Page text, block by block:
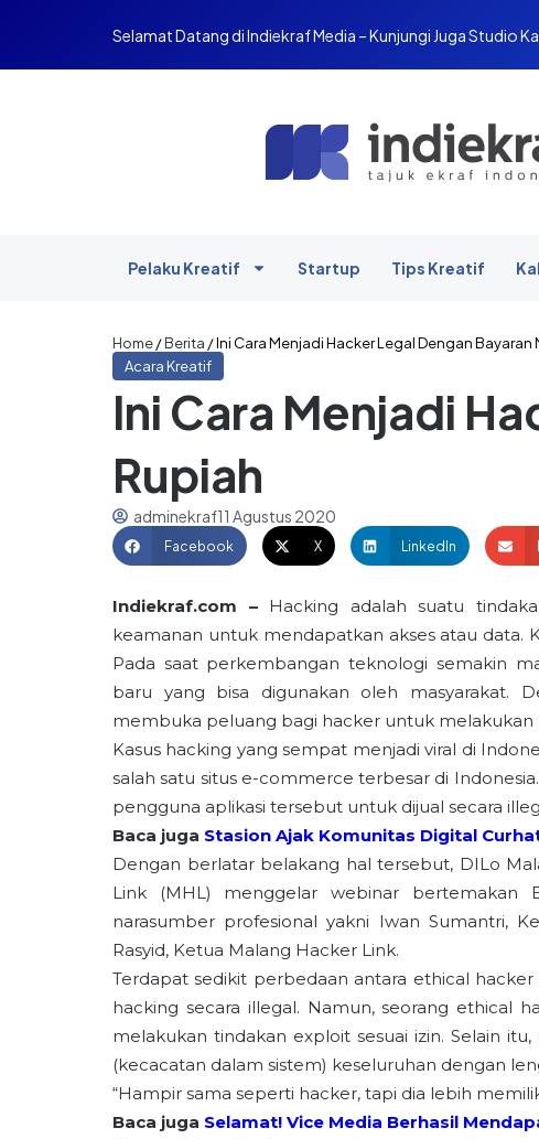
Selamat Datang di Indiekraf Media – Kunjungi Juga Studio
Pelaku Kreatif Startup Tips Kreatif
Home/Berita /Ini Cara Menjadi Hacker Legal Dengan Bayaran
Acara Kreatif
Ini Cara Menjadi
Rupiah
adminekraf11 Agustus 2020
Facebook X LinkedIn
Indiekraf.com –Hacking adalah suatu
keamanan untuk mendapatkan akses atau data.
Pada saat perkembangan teknologi semakin
baru yang bisa digunakan oleh masyarakat.
membuka peluang bagi hacker untuk melakukan
Kasus hacking yang sempat menjadi viral di
salah satu situs e-commerce terbesar di
pengguna aplikasi tersebut untuk dijual secara
Baca juga Stasion Ajak Komunitas Digital
Dengan berlatar belakang hal tersebut, DILo
Link (MHL) menggelar webinar bertemakan
narasumber profesional yakni Iwan Sumantri,
Rasyid, Ketua Malang Hacker Link.
Terdapat sedikit perbedaan antara ethical
hacking secara illegal. Namun, seorang ethical
melakukan tindakan exploit sesuai izin. Selain
(kecacatan dalam sistem) keseluruhan dengan
“Hampir sama seperti hacker, tapi dia lebih
Baca juga Selamat! Vice Media Berhasil